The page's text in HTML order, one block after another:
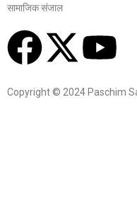
सामाजिक संजाल
Copyright © 2024 Paschim